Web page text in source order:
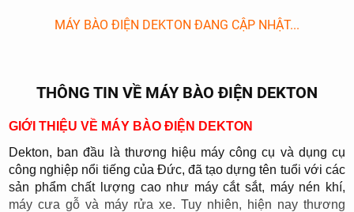
MÁY BÀO ĐIỆN DEKTON ĐANG CẬP NHẬT...
THÔNG TIN VỀ MÁY BÀO ĐIỆN DEKTON
GIỚI THIỆU VỀ MÁY BÀO ĐIỆN DEKTON
Dekton, ban đầu là thương hiệu máy công cụ và dụng cụ
công nghiệp nổi tiếng của Đức, đã tạo dựng tên tuổi với các
sản phẩm chất lượng cao như máy cắt sắt, máy nén khí,
máy cưa gỗ và máy rửa xe. Tuy nhiên, hiện nay thương